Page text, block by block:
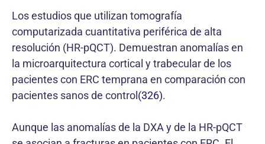
Los estudios que utilizan tomografía
computarizada cuantitativa periférica de alta
resolución (HR-pQCT). Demuestran anomalías en
la microarquitectura cortical y trabecular de los
pacientes con ERC temprana en comparación con
pacientes sanos de control(326).
Aunque las anomalías de la DXA y de la HR-pQCT